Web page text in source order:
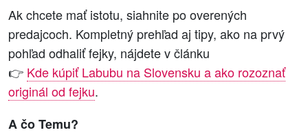
Ak chcete mať istotu, siahnite po overených
predajcoch. Kompletný prehľad aj tipy, ako na prvý
pohľad odhaliť fejky, nájdete v článku
👉 Kde kúpiť Labubu na Slovensku a ako rozoznať
originál od fejku.
A čo Temu?